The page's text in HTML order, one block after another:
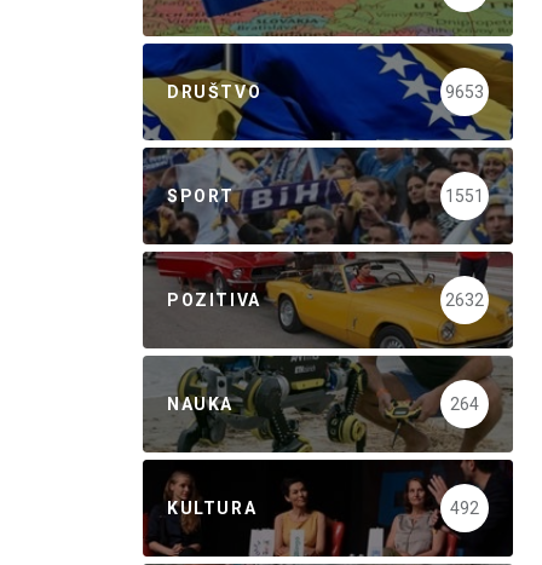
DRUŠTVO 9653
SPORT 1551
POZITIVA 2632
NAUKA 264
KULTURA 492